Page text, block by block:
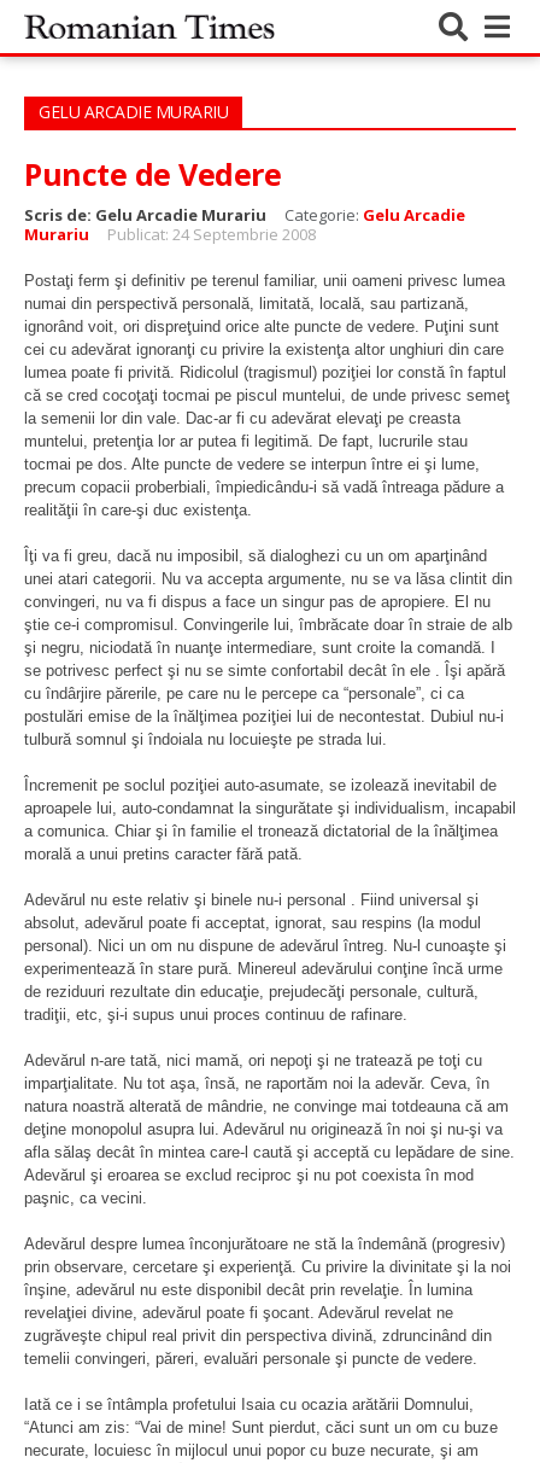
GELU ARCADIE MURARIU
Puncte de Vedere
Scris de: Gelu Arcadie Murariu Categorie: Gelu Arcadie
Murariu
Publicat: 24 Septembrie 2008
Postaţi ferm şi definitiv pe terenul familiar, unii oameni privesc lumea
numai din perspectivă personală, limitată, locală, sau partizană,
ignorând voit, ori dispreţuind orice alte puncte de vedere. Puţini sunt
cei cu adevărat ignoranţi cu privire la existenţa altor unghiuri din care
lumea poate fi privită. Ridicolul (tragismul) poziţiei lor constă în faptul
că se cred cocoţaţi tocmai pe piscul muntelui, de unde privesc semeţ
la semenii lor din vale. Dac-ar fi cu adevărat elevaţi pe creasta
muntelui, pretenţia lor ar putea fi legitimă. De fapt, lucrurile stau
tocmai pe dos. Alte puncte de vedere se interpun între ei şi lume,
precum copacii proberbiali, împiedicându-i să vadă întreaga pădure a
realităţii în care-şi duc existenţa.
Îţi va fi greu, dacă nu imposibil, să dialoghezi cu un om aparţinând
unei atari categorii. Nu va accepta argumente, nu se va lăsa clintit din
convingeri, nu va fi dispus a face un singur pas de apropiere. El nu
ştie ce-i compromisul. Convingerile lui, îmbrăcate doar în straie de alb
şi negru, niciodată în nuanţe intermediare, sunt croite la comandă. I
se potrivesc perfect şi nu se simte confortabil decât în ele . Îşi apără
cu îndârjire părerile, pe care nu le percepe ca “personale”, ci ca
postulări emise de la înălţimea poziţiei lui de necontestat. Dubiul nu-i
tulbură somnul şi îndoiala nu locuieşte pe strada lui.
Încremenit pe soclul poziţiei auto-asumate, se izolează inevitabil de
aproapele lui, auto-condamnat la singurătate şi individualism, incapabil
a comunica. Chiar şi în familie el tronează dictatorial de la înălţimea
morală a unui pretins caracter fără pată.
Adevărul nu este relativ şi binele nu-i personal . Fiind universal şi
absolut, adevărul poate fi acceptat, ignorat, sau respins (la modul
personal). Nici un om nu dispune de adevărul întreg. Nu-l cunoaşte şi
experimentează în stare pură. Minereul adevărului conţine încă urme
de reziduuri rezultate din educaţie, prejudecăţi personale, cultură,
tradiţii, etc, şi-i supus unui proces continuu de rafinare.
Adevărul n-are tată, nici mamă, ori nepoţi şi ne tratează pe toţi cu
imparţialitate. Nu tot aşa, însă, ne raportăm noi la adevăr. Ceva, în
natura noastră alterată de mândrie, ne convinge mai totdeauna că am
deţine monopolul asupra lui. Adevărul nu originează în noi şi nu-şi va
afla sălaş decât în mintea care-l caută şi acceptă cu lepădare de sine.
Adevărul şi eroarea se exclud reciproc şi nu pot coexista în mod
paşnic, ca vecini.
Adevărul despre lumea înconjurătoare ne stă la îndemână (progresiv)
prin observare, cercetare şi experienţă. Cu privire la divinitate şi la noi
înşine, adevărul nu este disponibil decât prin revelaţie. În lumina
revelaţiei divine, adevărul poate fi şocant. Adevărul revelat ne
zugrăveşte chipul real privit din perspectiva divină, zdruncinând din
temelii convingeri, păreri, evaluări personale şi puncte de vedere.
Iată ce i se întâmpla profetului Isaia cu ocazia arătării Domnului,
“Atunci am zis: “Vai de mine! Sunt pierdut, căci sunt un om cu buze
necurate, locuiesc în mijlocul unui popor cu buze necurate, şi am